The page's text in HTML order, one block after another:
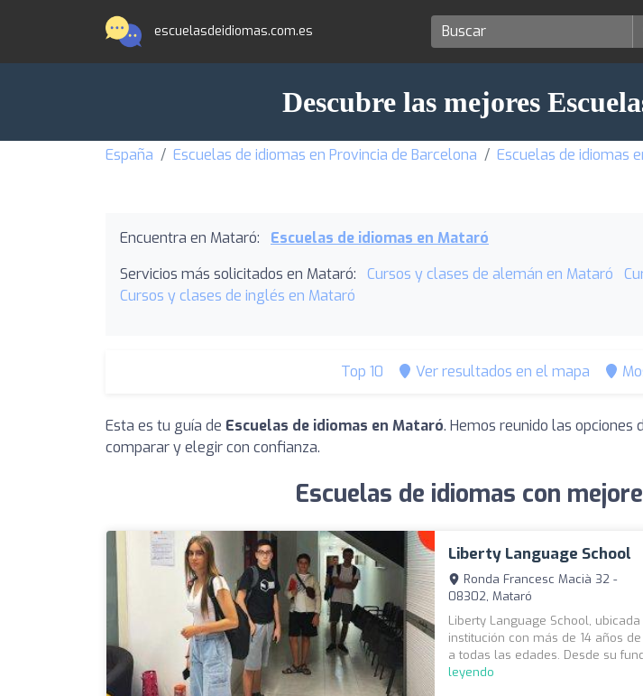
escuelasdeidiomas.com.es
Descubre las mejores
España Escuelas de idiomas en Provincia de Barcelona Escuelas de idiomas
Encuentra en Mataró:
Escuelas de idiomas en Mataró
Servicios más solicitados en Mataró:
Cursos y clases de alemán en Mataró
Cursos y clases de inglés en Mataró
Top 10 Ver resultados en el mapa
Esta es tu guía de Escuelas de idiomas en Mataró. Hemos reunido las opciones
comparar y elegir con confianza.
Escuelas de idiomas con
Liberty Language School
Ronda Francesc Macià 32 -
08302, Mataró
Liberty Language School,
institución con más de 14 años
a todas las edades. Desde su
leyendo